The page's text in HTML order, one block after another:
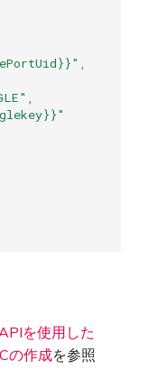
,
,
APIを使用した
の作成を参照